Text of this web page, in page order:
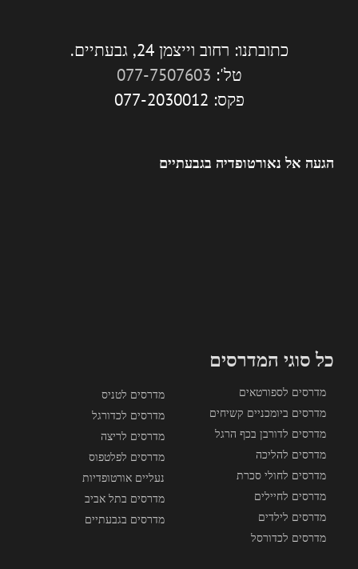
כתובתנו: רחוב וייצמן 24, גבעתיים.
טל': 077-7507603
פקס: 077-2030012
הגעה אל נאורטופדיה בגבעתיים
כל סוגי המדרסים
מדרסים לספורטאים
מדרסים ביומכניים קשיחים
מדרסים לדורבן בכף הרגל
מדרסים להליכה
מדרסים לחולי סכרת
מדרסים לחיילים
מדרסים לילדים
מדרסים לכדורסל
מדרסים לטניס
מדרסים לכדורגל
מדרסים לריצה
מדרסים לפלטפוס
נעליים אורטופדיות
מדרסים בתל אביב
מדרסים בגבעתיים